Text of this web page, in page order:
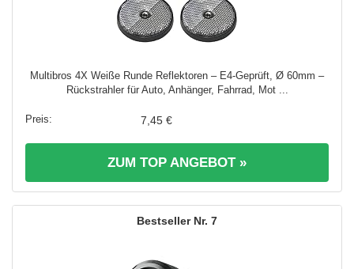
Multibros 4X Weiße Runde Reflektoren – E4-Geprüft, Ø 60mm –
Rückstrahler für Auto, Anhänger, Fahrrad, Mot ...
7,45 €
ZUM TOP ANGEBOT »
7